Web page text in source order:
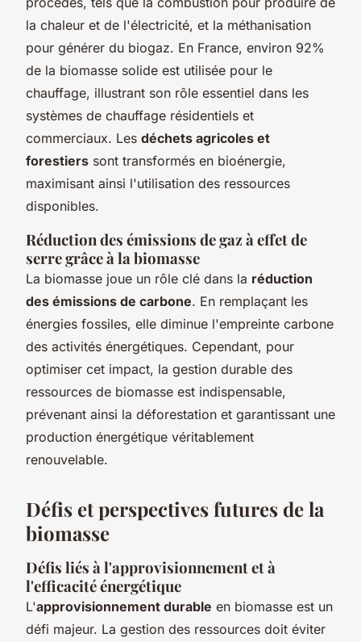
la chaleur et de l'électricité, et la méthanisation
pour générer du biogaz. En France, environ 92%
de la biomasse solide est utilisée pour le
chauffage, illustrant son rôle essentiel dans les
systèmes de chauffage résidentiels et
commerciaux. Les déchets agricoles et
forestiers sont transformés en bioénergie,
maximisant ainsi l'utilisation des ressources
disponibles.
Réduction des émissions de gaz à effet de
serre grâce à la biomasse
La biomasse joue un rôle clé dans la réduction
des émissions de carbone. En remplaçant les
énergies fossiles, elle diminue l'empreinte carbone
des activités énergétiques. Cependant, pour
optimiser cet impact, la gestion durable des
ressources de biomasse est indispensable,
prévenant ainsi la déforestation et garantissant une
production énergétique véritablement
renouvelable.
Défis et perspectives futures de la
biomasse
Défis liés à l'approvisionnement et à
l'efficacité énergétique
L'approvisionnement durable en biomasse est un
défi majeur. La gestion des ressources doit éviter